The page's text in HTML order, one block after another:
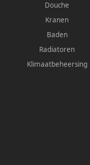
Douche
Kranen
Baden
Radiatoren
Klimaatbeheersing